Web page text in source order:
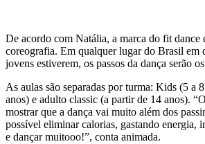
De acordo com Natália, a marca do fit dance
coreografia. Em qualquer lugar do Brasil em
jovens estiverem, os passos da dança serão
As aulas são separadas por turma: Kids (5 a
anos) e adulto classic (a partir de 14 anos).
mostrar que a dança vai muito além dos
possível eliminar calorias, gastando energia,
e dançar muitooo!”, conta animada.